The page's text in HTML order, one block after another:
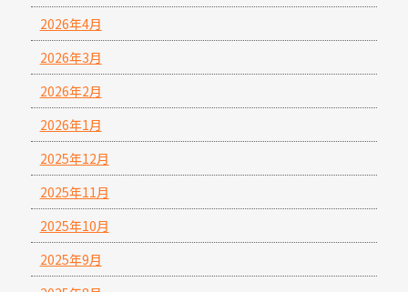
2026年4月
2026年3月
2026年2月
2026年1月
2025年12月
2025年11月
2025年10月
2025年9月